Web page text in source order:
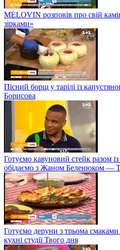
MELOVIN розповів про свій
зірками»
Пісний борщ у тарілі із
Борисова
Готуємо кавуновий стейк разом
обідаємо з Жаном Беленюком —
Готуємо деруни з трьома смаками
кухні студії Твого дня